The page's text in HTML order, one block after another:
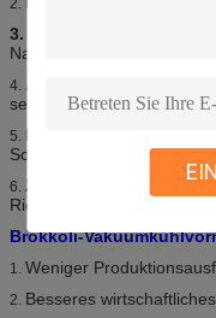
2.
3. verlängern Sie
Nahrung länger
4. Accurated-Steuerung:
sensors&valves
5. Einfacher Operations-
Screen
6. Zuverlässige Teile:
/
Rietschle//Danfoss/
Brokkoli-
1. Weniger
2. Besseres